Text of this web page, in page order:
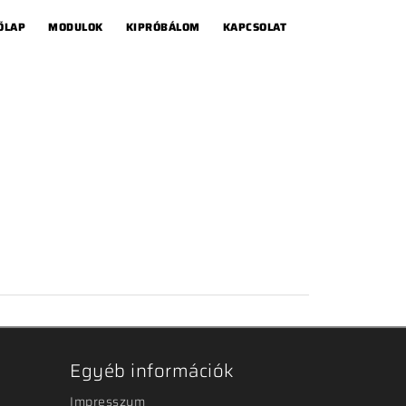
MODULOK KIPRÓBÁLOM KAPCSOLAT
Egyéb információk
Impresszum